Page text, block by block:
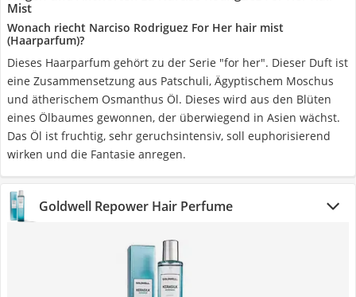
Mist
Wonach riecht Narciso Rodriguez For Her hair mist
(Haarparfum)?
Dieses Haarparfum gehört zu der Serie "for her". Dieser Duft ist
eine Zusammensetzung aus Patschuli, Ägyptischem Moschus
und ätherischem Osmanthus Öl. Dieses wird aus den Blüten
eines Ölbaumes gewonnen, der überwiegend in Asien wächst.
Das Öl ist fruchtig, sehr geruchsintensiv, soll euphorisierend
wirken und die Fantasie anregen.
Goldwell Repower Hair Perfume